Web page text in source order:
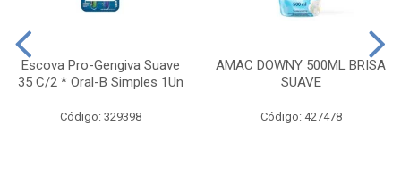
Escova Pro-Gengiva Suave
35 C/2 * Oral-B Simples 1Un
Código: 329398
AMAC DOWNY 500ML BRISA
SUAVE
Código: 427478